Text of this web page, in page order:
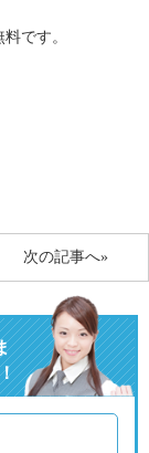
です。
次の記事へ»